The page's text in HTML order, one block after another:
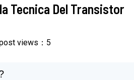
Tecnica Del Transistor
views：5